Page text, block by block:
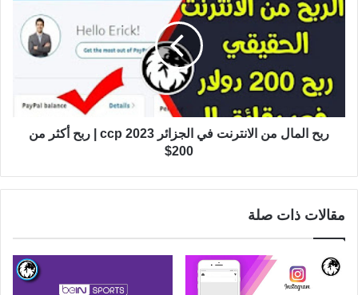
ربح المال من الانترنت في الجزائر ccp 2023 | ربح أكثر من
200$
مقالات ذات صلة